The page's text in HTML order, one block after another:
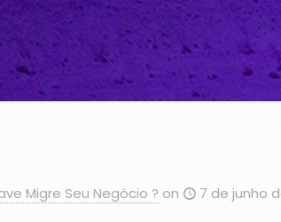
Migre Seu Negócio ? on 7 de junho